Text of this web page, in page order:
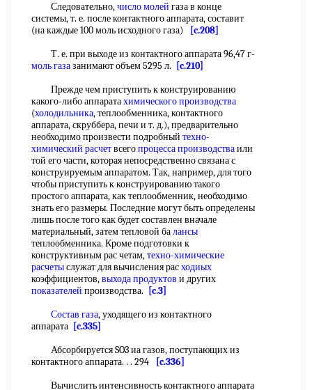
Следовательно,число молей газа в конце
системы, т. е. после контактного аппарата, составит
(на каждые 100 моль исходного газа)
[c.208]
Т. е. при выходе из контактного аппарата 96,47 г-
моль газазанимают объем 5295 л.
[c.210]
Прежде чем приступить к конструированию
какого-либо аппаратахимического производства
(холодильника, теплообменника, контактного
аппарата, скруббера, печи и т. д.), предварительно
необходимо произвести подробный техно-
химический расчетвсегопроцесса производстваили
той его части, которая непосредственно связана с
конструируемым аппаратом. Так, например, для того
чтобы приступить к конструированию такого
простого аппарата, как теплообменник, необходимо
знать его размеры. Последние могут быть определены
лишь после того как будет составлен вначале
материальный, затем тепловой балансы
теплообменника. Кроме подготовки к
конструктивным рас четам,техно-химические
расчетыслужат для вычисления расходиых
коэффициентов,выхода продуктов и других
показателей производства.
[c.3]
Состав газа, уходящего из контактного
аппарата [c.335]
Абсорбируется SO3 иа газов, поступающих из
контактного аппарата. . . 294
[c.336]
Вычислить интенсивность контактного аппарата